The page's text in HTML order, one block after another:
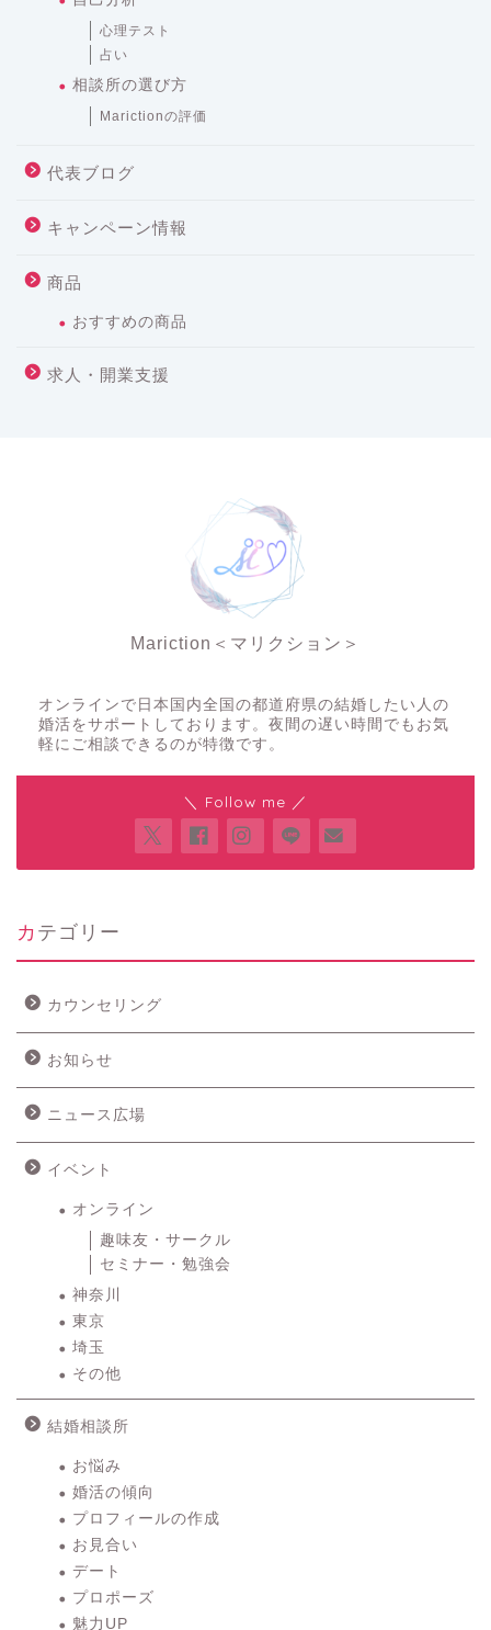
デート
プロポーズ
魅力UP
自己分析
占い
Marictionの評価
代表ブログ
オンラインで日本国内全国の都道府県の結婚したい人の
婚活をサポートしております。夜間の遅い時間でもお気
カテゴリー
カウンセリング
お知らせ
ニュース広場
イベント
オンライン
セミナー・勉強会
神奈川
埼玉
その他
結婚相談所
お悩み
婚活の傾向